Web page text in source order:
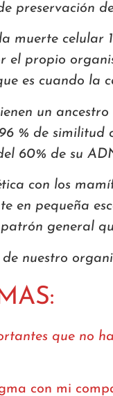
preservación
muerte
propio
es cuando la
un
% de
60% de su
con los
en pequeña
general
nuestro
que
con mi